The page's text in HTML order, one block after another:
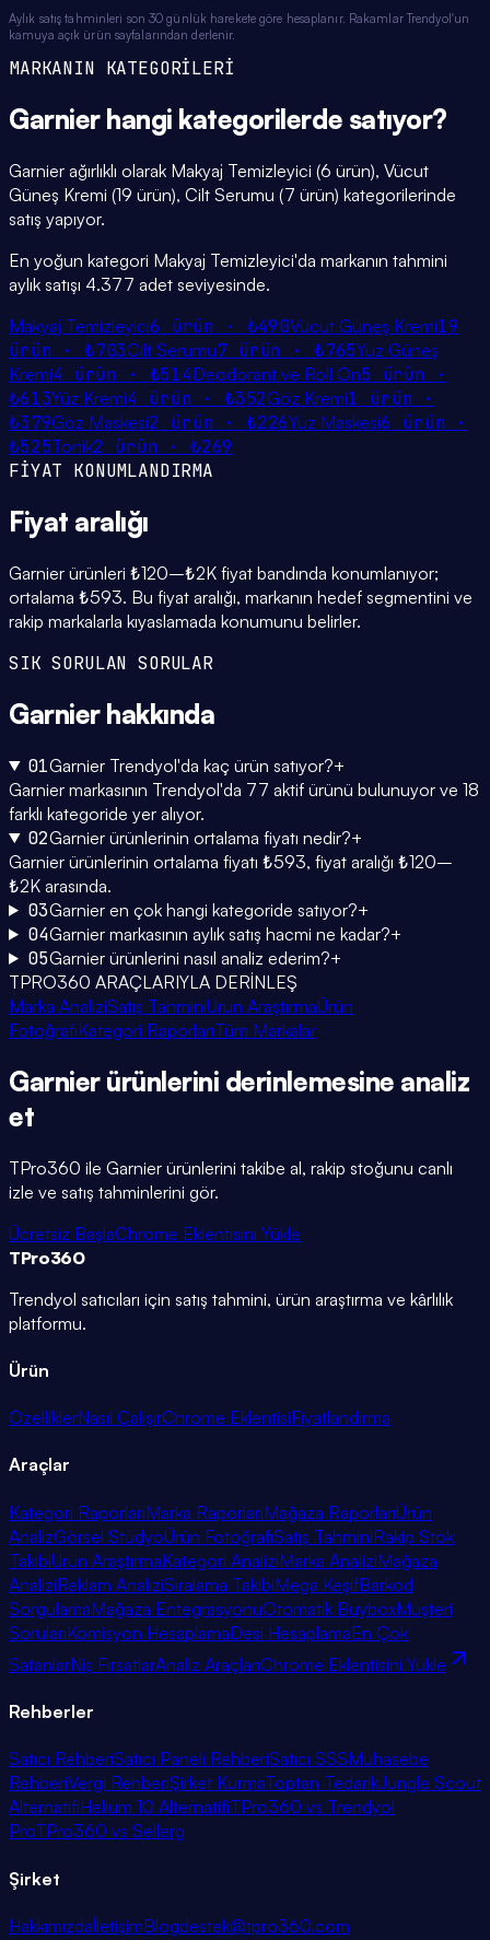
Aylık satış tahminleri son 30 günlük harekete göre hesaplanır. Rakamlar Trendyol'un
kamuya açık ürün sayfalarından derlenir.
MARKANIN KATEGORİLERİ
Garnierhangi kategorilerde satıyor?
Garnier ağırlıklı olarak Makyaj Temizleyici (6 ürün), Vücut
Güneş Kremi (19 ürün), Cilt Serumu (7 ürün) kategorilerinde
satış yapıyor.
En yoğun kategori Makyaj Temizleyici'da markanın tahmini
aylık satışı 4.377 adet seviyesinde.
Makyaj Temizleyici6 ürün · ₺490Vücut Güneş Kremi19
ürün · ₺703Cilt Serumu7 ürün · ₺765Yüz Güneş
Kremi4 ürün · ₺514Deodorant ve Roll On5 ürün ·
₺613Yüz Kremi4 ürün · ₺352Göz Kremi1
ürün ·
₺379Göz Maskesi2 ürün · ₺226Yüz Maskesi6
ürün ·
₺525Tonik2 ürün · ₺269
FİYAT KONUMLANDIRMA
Fiyat aralığı
Garnier ürünleri ₺120–₺2K fiyat bandında konumlanıyor;
ortalama ₺593. Bu fiyat aralığı, markanın hedef segmentini ve
rakip markalarla kıyaslamada konumunu belirler.
SIK SORULAN SORULAR
Garnierhakkında
01Garnier Trendyol'da kaç ürün satıyor?+
Garnier markasının Trendyol'da 77 aktif ürünü bulunuyor ve 18
farklı kategoride yer alıyor.
02Garnier ürünlerinin ortalama fiyatı nedir?+
Garnier ürünlerinin ortalama fiyatı ₺593, fiyat aralığı ₺120–
₺2K arasında.
03Garnier en çok hangi kategoride satıyor?+
04Garnier markasının aylık satış hacmi ne kadar?+
05Garnier ürünlerini nasıl analiz ederim?+
TPRO360 ARAÇLARIYLA DERİNLEŞ
Marka AnaliziSatış TahminiÜrün AraştırmaÜrün
FotoğrafıKategori RaporlarıTüm Markalar
Garnierürünlerini derinlemesine analiz
et
TPro360 ile Garnier ürünlerini takibe al, rakip stoğunu canlı
izle ve satış tahminlerini gör.
Ücretsiz BaşlaChrome Eklentisini Yükle
TPro360
Trendyol satıcıları için satış tahmini, ürün araştırma ve kârlılık
platformu.
Ürün
ÖzelliklerNasıl ÇalışırChrome EklentisiFiyatlandırma
Araçlar
Kategori RaporlarıMarka RaporlarıMağaza RaporlarıÜrün
AnalizGörsel StüdyoÜrün FotoğrafıSatış TahminiRakip Stok
TakibiÜrün AraştırmaKategori AnaliziMarka AnaliziMağaza
AnaliziReklam AnaliziSıralama TakibiMega KeşifBarkod
SorgulamaMağaza EntegrasyonuOtomatik BuyboxMüşteri
SorularıKomisyon HesaplamaDesi HesaplamaEn Çok
SatanlarNiş FırsatlarAnaliz AraçlarıChrome Eklentisini Yükle
Rehberler
Satıcı RehberiSatıcı Paneli RehberiSatıcı SSSMuhasebe
RehberiVergi RehberiŞirket KurmaToptan TedarikJungle Scout
AlternatifiHelium 10 AlternatifiTPro360 vs Trendyol
ProTPro360 vs Sellerg
Şirket
HakkımızdaİletişimBlogdestek@tpro360.com